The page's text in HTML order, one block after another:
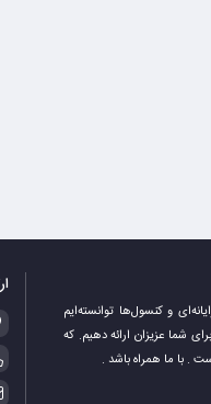
و کنسول‌ها توانسته‌ایم
شما عزیزان ارائه دهیم. که
. با ما همراه باشد .